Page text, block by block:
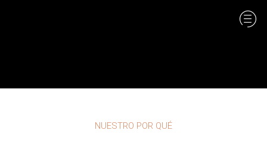
NUESTRO POR QUÉ